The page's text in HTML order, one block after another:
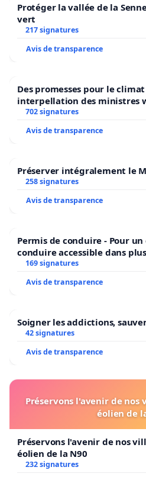
Protéger la vallée de la
vert
217 signatures
Avis de transparence
Des promesses pour le
interpellation des ministres
l’environnement.
702 signatures
Avis de transparence
Préserver intégralement le
258 signatures
Avis de transparence
Permis de conduire - Pour
conduire accessible dans
Bruxelles
169 signatures
Avis de transparence
Soigner les addictions,
42 signatures
Avis de transparence
Préservons l'avenir de nos
éolien de
Préservons l'avenir de nos
éolien de la N90
232 signatures